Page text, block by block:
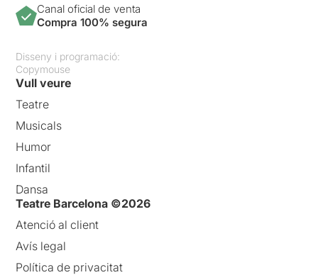
Canal oficial de venta
Compra 100% segura
Disseny i programació:
Copymouse
Vull veure
Teatre
Musicals
Humor
Infantil
Dansa
Teatre Barcelona ©2026
Atenció al client
Avís legal
Política de privacitat